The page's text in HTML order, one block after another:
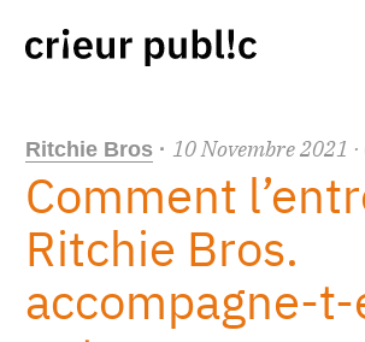
Ritchie Bros · 10Novembre2021
Comment
Ritchie Bros.
accompagne-